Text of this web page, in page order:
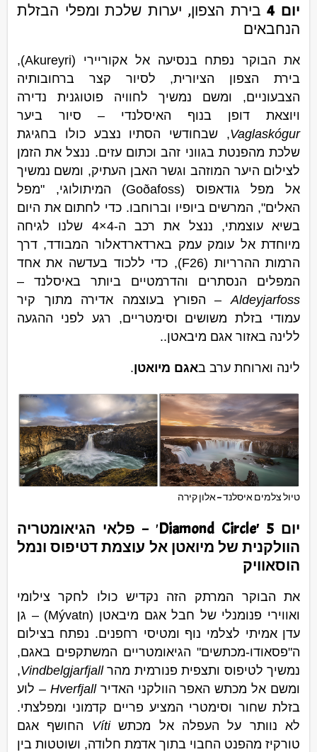
יום 4
בירת הצפון, יערות שלכת ומפלי הבזלת
הנחבאים
את הבוקר נפתח בנסיעה אל אקוריירי (Akureyri),
בירת הצפון הציורית, לסיור קצר ברחובותיה
הצבעוניים, ומשם נמשיך לחוויה פוטוגנית נדירה
ויוצאת דופן בנוף האיסלנדי – סיור ביער
Vaglaskógur, שבחודשי הסתיו נצבע כולו בחגיגת
שלכת מהפנטת בגווני זהב וכתום עזים. ננצל את הזמן
לצילום היער המוזהב וגשר האבן העתיק, ומשם נמשיך
אל מפל גודאפוס (Goðafoss) המיתולוגי, "מפל
האלים", המרשים ביופיו וברוחבו. כדי לחתום את היום
בשיא עוצמתי, ננצל את רכב ה-4×4 שלנו לגיחה
מיוחדת אל עומק עמק בארדארדאלור המבודד, דרך
הרמות ההרריות (F26), כדי ללכוד בעדשה את אחד
המפלים הנסתרים והדרמטיים ביותר באיסלנד –
Aldeyjarfoss– הפורץ בעוצמה אדירה מתוך קיר
עמודי בזלת משושים וסימטריים, רגע לפני ההגעה
ללינה באזור אגם מיבאטן..
לינה וארוחת ערב באגם מיואטן.
טיול צלמים איסלנד – אלון קירה
יום 5 'Diamond Circle ' – פלאי הגיאומטריה
הוולקנית של מיואטן אל עוצמת דטיפוס ונמל
הוסאוויק
את הבוקר המרתק הזה נקדיש כולו לחקר צילומי
ואווירי פנומנלי של חבל אגם מיבאטן (Mývatn) – גן
עדן אמיתי לצלמי נוף ומטיסי רחפנים. נפתח בצילום
ה"פסאודו-מכתשים" הגיאומטריים המשתקפים באגם,
נמשיך לטיפוס ותצפית פנורמית מהרVindbelgjarfjall
,
ומשם אל מכתש האפר הוולקני האדירHverfjall – לוע
בזלת שחור וסימטרי המציע פריים קדמוני ומפלצתי.
לא נוותר על העפלה אל מכתשVíti החושף אגם
טורקיז מהפנט החבוי בתוך אדמת חלודה, ושוטטות בין